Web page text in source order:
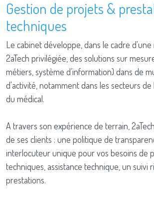
Gestion de projets &
techniques
Le cabinet développe, dans le cadre
2aTech privilégiée, des solutions sur
métiers, système d’information) dans de
d'activité, notamment dans les secteurs
du médical.
A travers son expérience de terrain,
de ses clients : une politique de
interlocuteur unique pour vos besoins de
techniques, assistance technique, un suivi
prestations.